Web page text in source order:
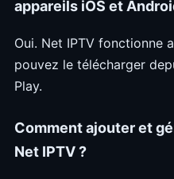
appareils iOS et
Oui. Net IPTV fonctionne
pouvez le télécharger
Play.
Comment ajouter et
Net IPTV ?